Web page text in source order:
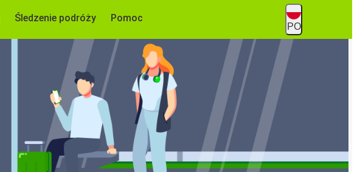
Śledzenie podróży Pomoc
PO